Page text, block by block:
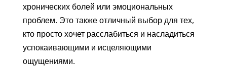
хронических болей или эмоциональных
проблем. Это также отличный выбор для тех,
кто просто хочет расслабиться и насладиться
успокаивающими и исцеляющими
ощущениями.